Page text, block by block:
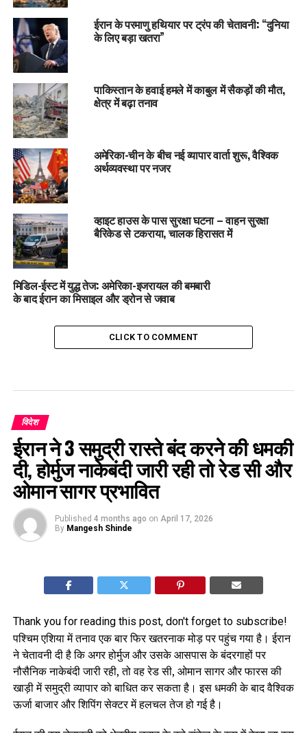
ईरान के परमाणु हथियार पर ट्रंप की चेतावनी: “दुनिया
के लिए बड़ा खतरा”
पाकिस्तान के हवाई हमले में काबुल में सैकड़ों की मौत,
क्षेत्र में बढ़ा तनाव
अमेरिका-चीन के बीच नई व्यापार वार्ता शुरू, वैश्विक
अर्थव्यवस्था पर नजर
व्हाइट हाउस के पास सुरक्षा घटना – वाहन सुरक्षा
बैरिकेड से टकराया, चालक हिरासत में
मिडिल-ईस्ट में युद्ध तेज: अमेरिका-इजरायल की बमबारी
के बाद ईरान का मिसाइल और ड्रोन से जवाब
CLICK TO COMMENT
विदेश
ईरान ने 3 समुद्री रास्ते बंद करने की धमकी
दी, होर्मुज नाकेबंदी जारी रही तो रेड सी और
ओमान सागर प्रभावित
Published 4 months ago on April 17, 2026
By Mangesh Shinde
Thank you for reading this post, don't forget to subscribe!
पश्चिम एशिया में तनाव एक बार फिर खतरनाक मोड़ पर पहुंच गया है। ईरान
ने चेतावनी दी है कि अगर होर्मुज और उसके आसपास के बंदरगाहों पर
नौसैनिक नाकेबंदी जारी रही, तो वह रेड सी, ओमान सागर और फारस की
खाड़ी में समुद्री व्यापार को बाधित कर सकता है। इस धमकी के बाद वैश्विक
ऊर्जा बाजार और शिपिंग सेक्टर में हलचल तेज हो गई है।